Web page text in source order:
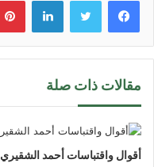
مقالات ذات صلة
أقوال واقتباسات أحمد الشقيري